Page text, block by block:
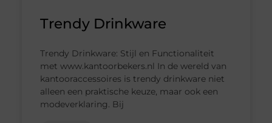
Trendy Drinkware
Trendy Drinkware: Stijl en Functionaliteit
met www.kantoorbekers.nl In de wereld van
kantooraccessoires is trendy drinkware niet
alleen een praktische keuze, maar ook een
modeverklaring. Bij